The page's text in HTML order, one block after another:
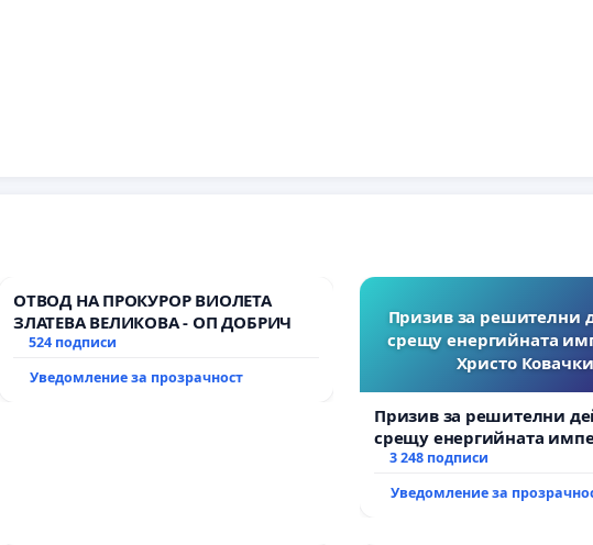
ОТВОД НА ПРОКУРОР ВИОЛЕТА
ЗЛАТЕВА ВЕЛИКОВА - ОП ДОБРИЧ
524 подписи
Уведомление за прозрачност
Призив за решителни
срещу енергийната
Христо
Призив за решителни
срещу енергийната
Христо Ковачки!
3 248 подписи
Уведомление за